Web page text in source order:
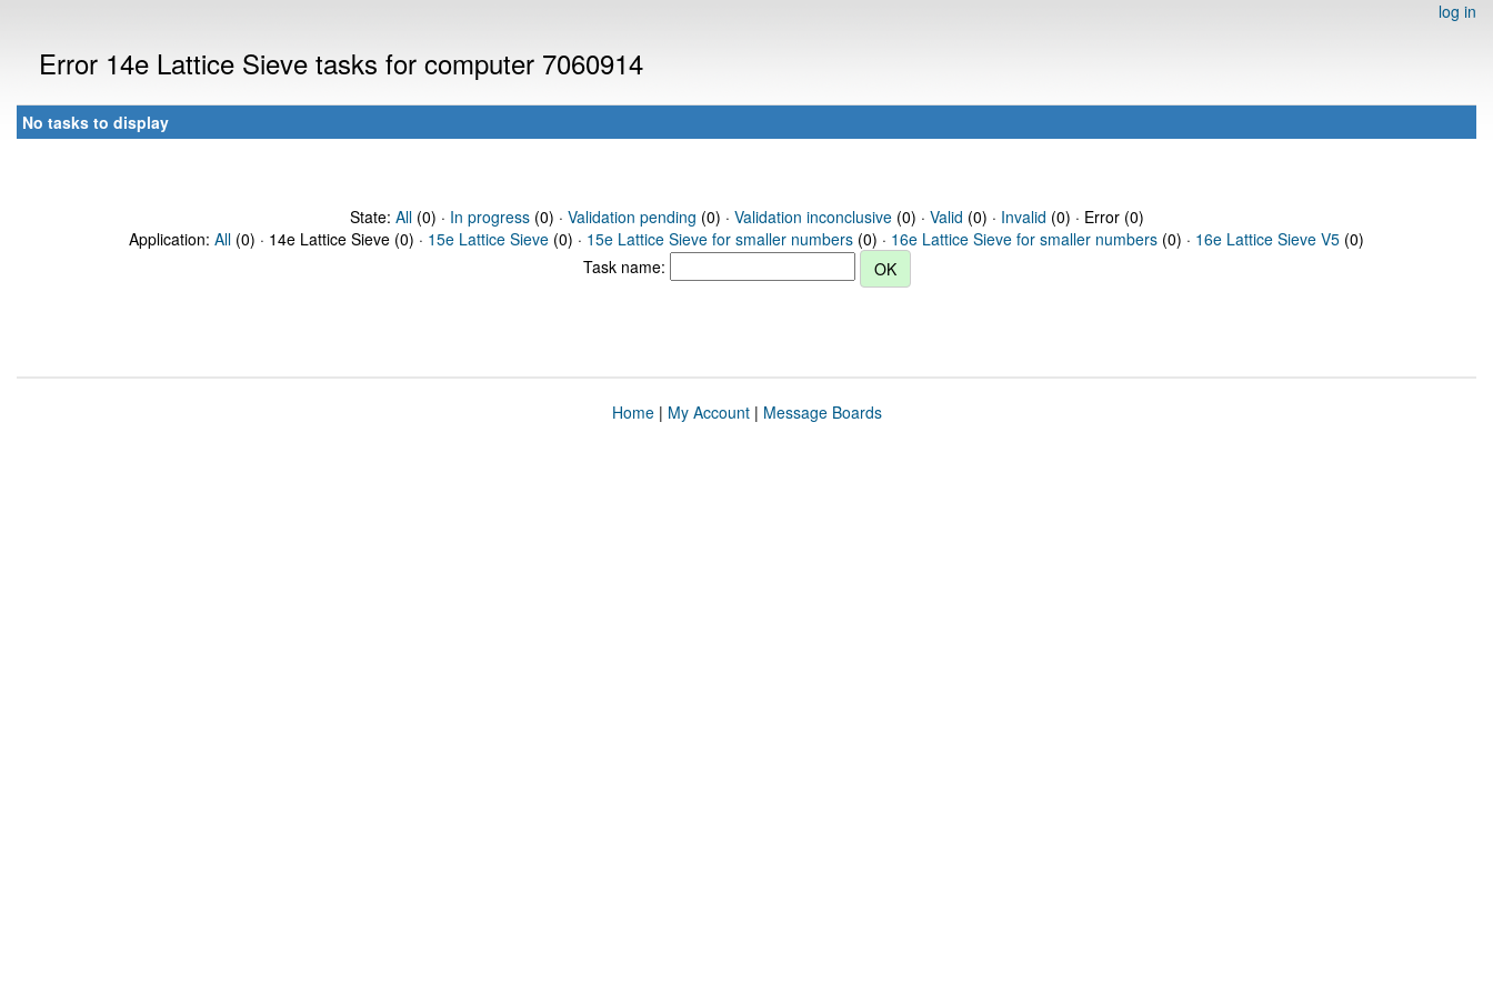
log in
Error 14e Lattice Sieve tasks for computer 7060914
No tasks to display
State: All(0) · In progress(0) · Validation pending (0) · Validation inconclusive(0) · Valid (0) · Invalid (0) · Error (0)
Application: All (0) · 14e Lattice Sieve (0) · 15e Lattice Sieve (0) · 15e Lattice Sieve for smaller numbers (0) · 16e Lattice Sieve for smaller numbers (0) · 16e Lattice Sieve V5 (0)
Task name:
Home| My Account| Message Boards